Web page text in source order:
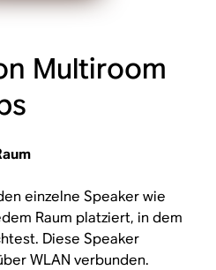
Multiroom
einzelne Speaker wie
Raum platziert, in dem
Diese Speaker
WLAN verbunden.